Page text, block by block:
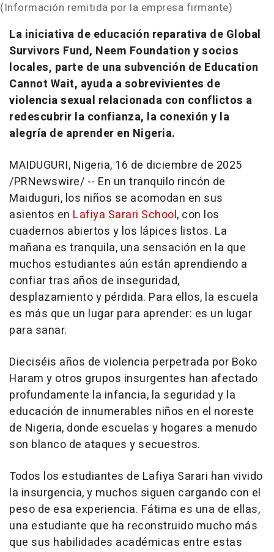
(Información remitida por la empresa firmante)
La iniciativa de educación reparativa de Global
Survivors Fund, Neem Foundation y socios
locales, parte de una subvención de Education
Cannot Wait, ayuda a sobrevivientes de
violencia sexual relacionada con conflictos a
redescubrir la confianza, la conexión y la
alegría de aprender en Nigeria.
MAIDUGURI, Nigeria, 16 de diciembre de 2025
/PRNewswire/ -- En un tranquilo rincón de
Maiduguri, los niños se acomodan en sus
asientos en Lafiya Sarari School, con los
cuadernos abiertos y los lápices listos. La
mañana es tranquila, una sensación en la que
muchos estudiantes aún están aprendiendo a
confiar tras años de inseguridad,
desplazamiento y pérdida. Para ellos, la escuela
es más que un lugar para aprender: es un lugar
para sanar.
Dieciséis años de violencia perpetrada por Boko
Haram y otros grupos insurgentes han afectado
profundamente la infancia, la seguridad y la
educación de innumerables niños en el noreste
de Nigeria, donde escuelas y hogares a menudo
son blanco de ataques y secuestros.
Todos los estudiantes de Lafiya Sarari han vivido
la insurgencia, y muchos siguen cargando con el
peso de esa experiencia. Fátima es una de ellas,
una estudiante que ha reconstruido mucho más
que sus habilidades académicas entre estas